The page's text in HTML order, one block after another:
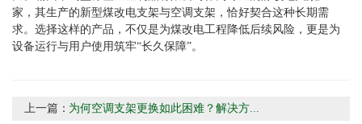
家，其生产的新型煤改电支架与空调支架，恰好契合这种长期需
求。选择这样的产品，不仅是为煤改电工程降低后续风险，更是为
设备运行与用户使用筑牢“长久保障”。
上一篇： 为何空调支架更换如此困难？解决方...